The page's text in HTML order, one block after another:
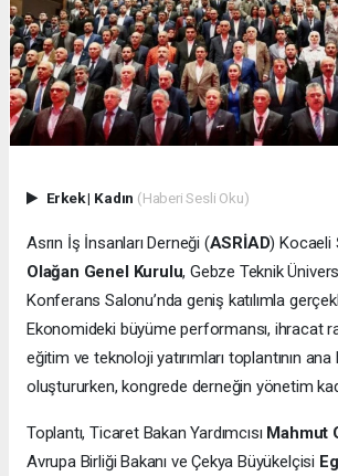
Erkek| Kadın (Haberi Sesli Oku)
Asrın İş İnsanları Derneği (ASRİAD) Kocaeli
Olağan Genel Kurulu, Gebze Teknik
Konferans Salonu’nda geniş katılımla
Ekonomideki büyüme performansı, ihracat
eğitim ve teknoloji yatırımları toplantının ana
oluştururken, kongrede derneğin yönetim
Toplantı, Ticaret Bakan Yardımcısı Mahmut
Avrupa Birliği Bakanı ve Çekya Büyükelçisi